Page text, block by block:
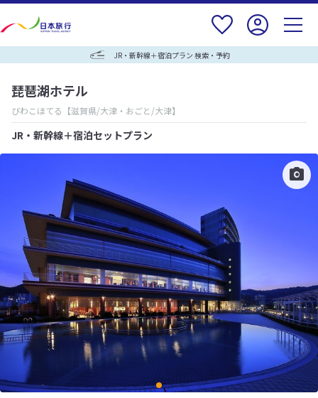
JR・新幹線＋宿泊プラン 検索・予約
琵琶湖ホテル
びわこほてる 【滋賀県/大津・おごと/大津】
JR・新幹線＋宿泊セットプラン